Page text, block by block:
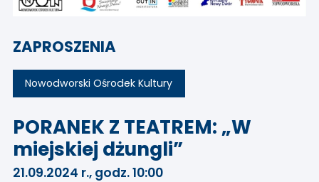
ZAPROSZENIA
Nowodworski Ośrodek Kultury
PORANEK Z TEATREM: „W
miejskiej dżungli”
21.09.2024 r., godz. 10:00